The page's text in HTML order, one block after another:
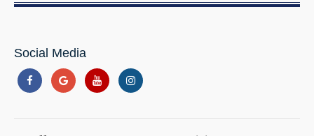
Social Media